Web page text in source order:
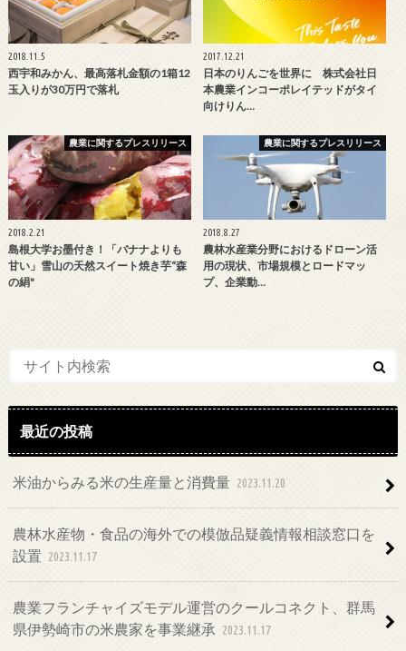
2018.11.5
西宇和みかん、最高落札金額の1箱12
玉入りが30万円で落札
2017.12.21
日本のりんごを世界に 株式会社日
本農業インコーポレイテッドがタイ
向けりん…
農業に関するプレスリリース
2018.2.21
島根大学お墨付き！「バナナよりも
甘い」雪山の天然スイート焼き芋“森
の絹"
農業に関するプレスリリース
2018.8.27
農林水産業分野におけるドローン活
用の現状、市場規模とロードマッ
プ、企業動…
最近の投稿
米油からみる米の生産量と消費量 2023.11.20
農林水産物・食品の海外での模倣品疑義情報相談窓口を
設置 2023.11.17
農業フランチャイズモデル運営のクールコネクト、群馬
県伊勢崎市の米農家を事業継承 2023.11.17